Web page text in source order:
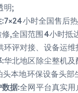
明;
:7×24小时全国售后
,全国范围4小时抵
环评对接、设备运维
:华北地区除尘整机
头本地环保设备头部
数据:全网平台真实